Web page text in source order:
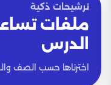
ترشيحات ذكية
ملفات
الدرس
اخترناها حسب الصف